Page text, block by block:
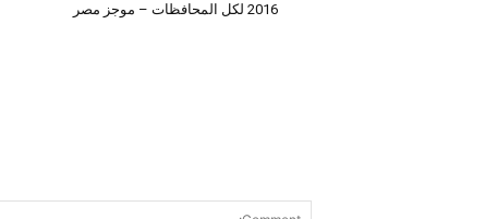
2016 لكل المحافظات – موجز مصر